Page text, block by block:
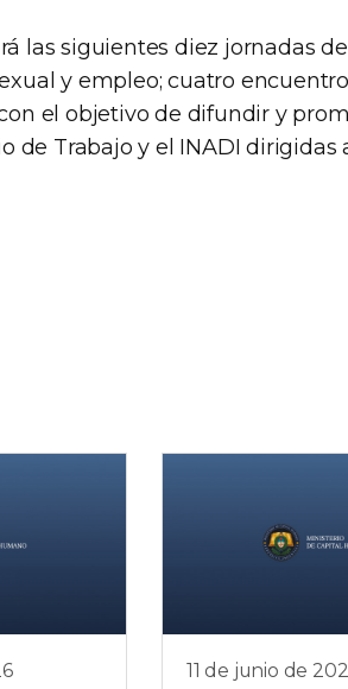
las siguientes diez jornadas
y empleo; cuatro
el objetivo de difundir y
de Trabajo y el INADI dirigidas
11 de junio de